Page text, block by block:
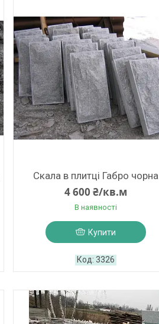
Скала в плитці Габро чорна
4 600 ₴/кв.м
В наявності
Купити
3326